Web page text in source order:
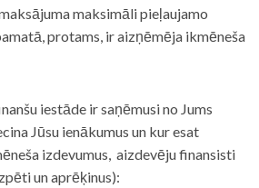
maksimāli pieļaujamo
protams, ir aizņēmēja ikmēneša
iestāde ir saņēmusi no Jums
Jūsu ienākumus un kur esat
izdevumus, aizdevēju finansisti
un aprēķinus):